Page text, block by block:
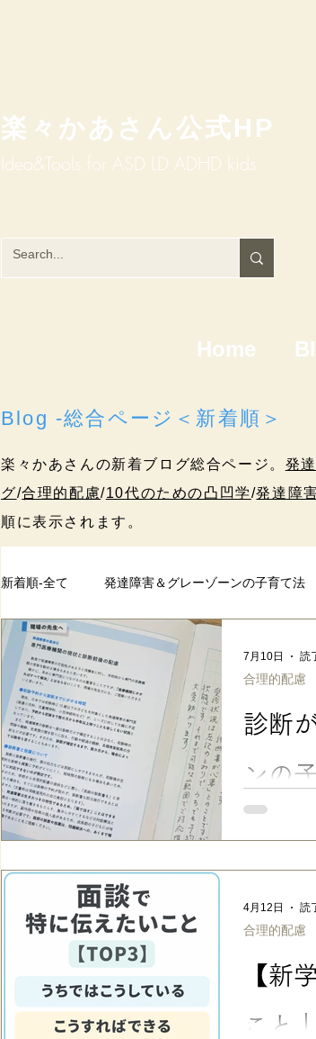
楽々かあさん公式HP
Idea&Tools​​ for ASD LD ADHD kids
Home
Blog -総合ページ＜新着順＞
楽々かあさんの新着ブログ総合ページ。 発
グ/合理的配慮/10代のための凸凹学/発達障
順に表示されます。
新着順-全て 発達障害＆グレーゾーンの子育て法
ペアレントトレーニング 発達障害と受験・
過去記事 まとめ
診断
ンの
この記事で
専門病院で
いまま、現
程度」大丈
優しい子
たし、長
合理的配慮
7月10日 読
【新
こと
合理的配慮
4月12日 読